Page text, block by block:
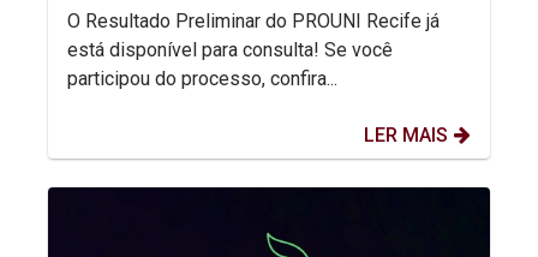
O Resultado Preliminar do PROUNI Recife já
está disponível para consulta! Se você
participou do processo, confira...
LER MAIS